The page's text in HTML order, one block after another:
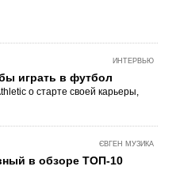
ИНТЕРВЬЮ
играть в футбол
о старте своей карьеры,
ЄВГЕН МУЗИКА
в обзоре ТОП-10